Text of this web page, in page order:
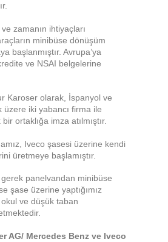
zamanın ihtiyaçları
minibüse dönüşüm
başlanmıştır. Avrupa’ya
ve NSAI belgelerine
Karoser olarak, İspanyol ve
üzere iki yabancı firma ile
ortaklığa imza atılmıştır.
Iveco şasesi üzerine kendi
üretmeye başlamıştır.
panelvandan minibüse
şase üzerine yaptığımız
ve düşük taban
AG/ Mercedes Benz ve Iveco